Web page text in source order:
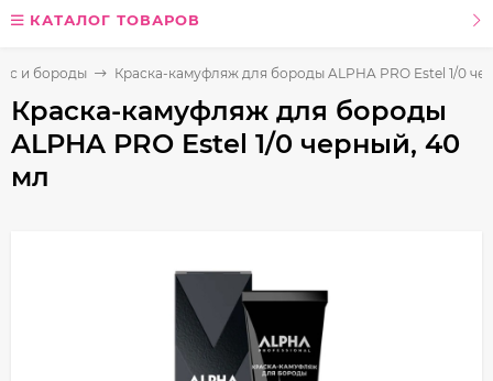
КАТАЛОГ ТОВАРОВ
и бороды Краска-камуфляж для бороды ALPHA PRO Estel 1/0
Краска-камуфляж для бороды
ALPHA PRO Estel 1/0 черный, 40
мл